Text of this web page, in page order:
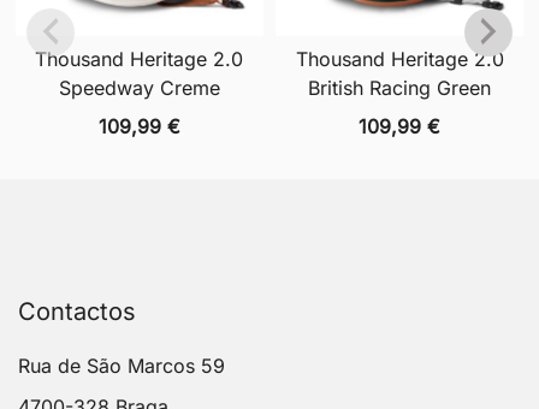
Thousand Heritage 2.0
Speedway Creme
109,99 €
Thousand Heritage 2.0
British Racing Green
109,99€
Contactos
Rua de São Marcos 59